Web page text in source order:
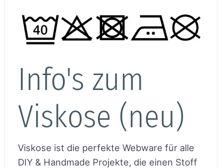
Info's zum
Viskose (neu)
Viskose ist die perfekte Webware für alle
DIY & Handmade Projekte, die einen Stoff